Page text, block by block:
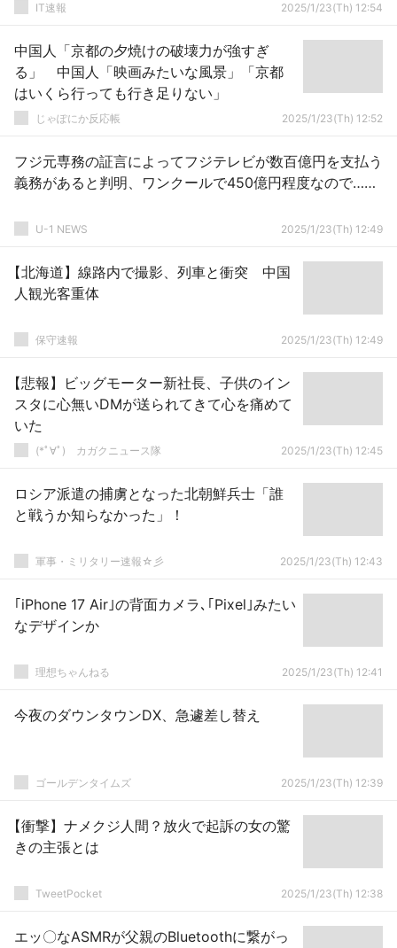
IT速報 2025/1/23(Th) 12:54
中国人「京都の夕焼けの破壊力が強すぎ
る」 中国人「映画みたいな風景」「京都
はいくら行っても行き足りない」
じゃぽにか反応帳 2025/1/23(Th) 12:52
フジ元専務の証言によってフジテレビが数百億円を支払う
義務があると判明、ワンクールで450億円程度なので……
U-1 NEWS 2025/1/23(Th) 12:49
【北海道】線路内で撮影、列車と衝突 中国
人観光客重体
保守速報 2025/1/23(Th) 12:49
【悲報】ビッグモーター新社長、子供のイン
スタに心無いDMが送られてきて心を痛めて
いた
(*ﾟ∀ﾟ)ゞカガクニュース隊 2025/1/23(Th) 12:45
ロシア派遣の捕虜となった北朝鮮兵士「誰
と戦うか知らなかった」！
軍事・ミリタリー速報☆彡 2025/1/23(Th) 12:43
｢iPhone 17 Air｣の背面カメラ､｢Pixel｣みたい
なデザインか
理想ちゃんねる 2025/1/23(Th) 12:41
今夜のダウンタウンDX、急遽差し替え
ゴールデンタイムズ 2025/1/23(Th) 12:39
【衝撃】ナメクジ人間？放火で起訴の女の驚
きの主張とは
TweetPocket 2025/1/23(Th) 12:38
エッ〇なASMRが父親のBluetoothに繋がっ